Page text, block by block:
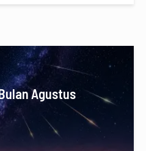
Agustus